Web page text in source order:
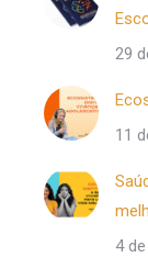
29
11
4